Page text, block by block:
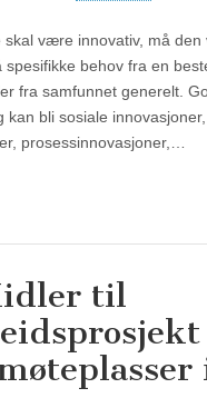
skal være innovativ, må
spesifikke behov fra en
fra samfunnet generelt.
kan bli sosiale
prosessinnovasjoner,…
til